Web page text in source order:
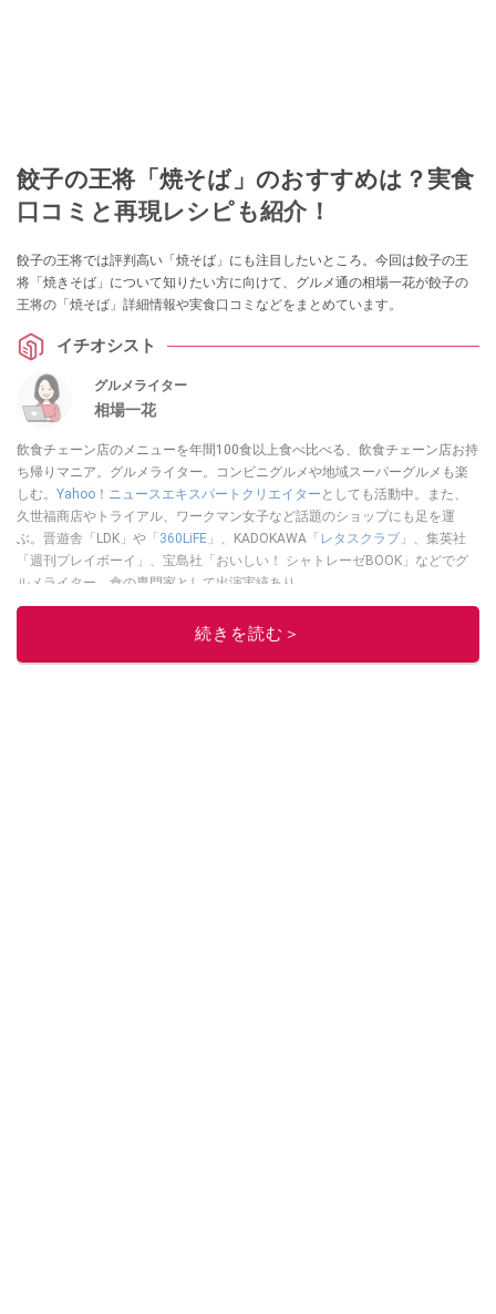
餃子の王将「焼そば」のおすすめは？実食
口コミと再現レシピも紹介！
餃子の王将では評判高い「焼そば」にも注目したいところ。今回は餃子の王
将「焼きそば」について知りたい方に向けて、グルメ通の相場一花が餃子の
王将の「焼そば」詳細情報や実食口コミなどをまとめています。
イチオシスト
グルメライター
相場一花
飲食チェーン店のメニューを年間100食以上食べ比べる、飲食チェーン店お持
ち帰りマニア。グルメライター。コンビニグルメや地域スーパーグルメも楽
しむ。 Yahoo！ニュースエキスパートクリエイター としても活動中。また、
久世福商店やトライアル、ワークマン女子など話題のショップにも足を運
ぶ。晋遊舎「LDK」や 「360LiFE」 、KADOKAWA 「レタスクラブ」
、集英社
「週刊プレイボーイ」、宝島社「おいしい！ シャトレーゼBOOK」などでグ
ルメライター、食の専門家として出演実績あり。
続きを読む＞